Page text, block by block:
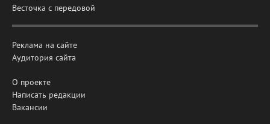
Весточка с передовой
Реклама на сайте
Аудитория сайта
О проекте
Написать редакции
Вакансии